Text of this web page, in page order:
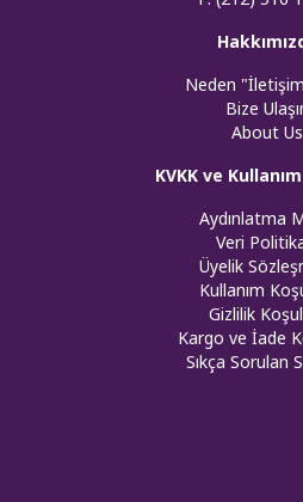
Neden
Bize
About Us
KVKK ve
Aydınlatma
Veri
Üyelik
Kullanım
Gizlilik
Kargo ve İade
Sıkça Sorulan